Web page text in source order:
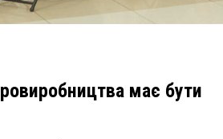
має бути